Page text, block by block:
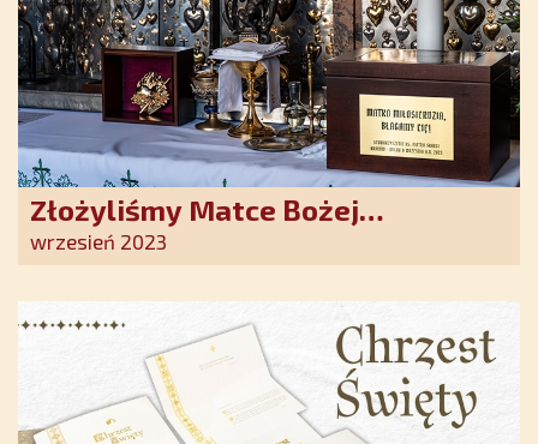
Złożyliśmy Matce Bożej
Ostrobramskiej pozłacane wotum
wrzesień 2023